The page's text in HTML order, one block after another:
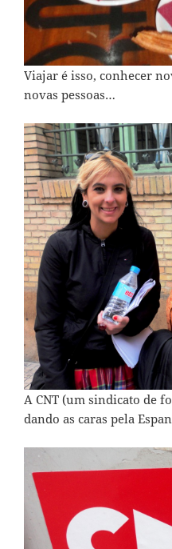
Viajar é isso, conhecer
novas pessoas…
A CNT (um sindicato de
dando as caras pela